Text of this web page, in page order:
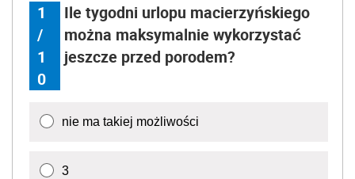
1
/
1
0
Ile tygodni urlopu macierzyńskiego
można maksymalnie wykorzystać
jeszcze przed porodem?
nie ma takiej możliwości
3